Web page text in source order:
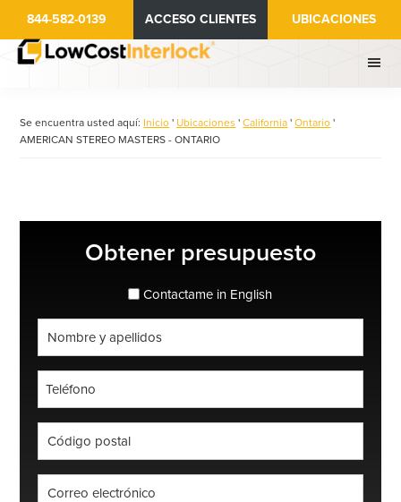
contenido
844-582-0139 ACCESO CLIENTES UBICACIONES
Se encuentra usted aquí: Inicio ' Ubicaciones ' California ' Ontario '
AMERICAN STEREO MASTERS - ONTARIO
lateralObtener presupuesto
espanol_espanol
Contactame in English
*
*